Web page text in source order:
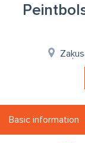
Basic information